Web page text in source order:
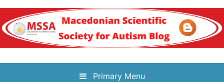
Skip
content
Блог на
Primary Menu